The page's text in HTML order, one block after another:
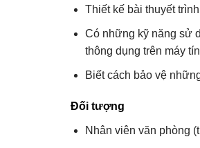
Thiết kế bài thuyết
Có những kỹ năng sử
thông dụng trên máy
Biết cách bảo vệ
Đối tượng
Nhân viên văn phòng